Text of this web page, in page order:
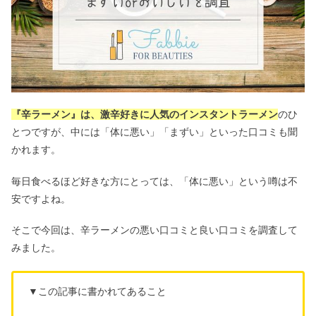
『辛ラーメン』は、激辛好きに人気のインスタントラーメンのひ
とつですが、中には「体に悪い」「まずい」といった口コミも聞
かれます。
毎日食べるほど好きな方にとっては、「体に悪い」という噂は不
安ですよね。
そこで今回は、辛ラーメンの悪い口コミと良い口コミを調査して
みました。
▼この記事に書かれてあること